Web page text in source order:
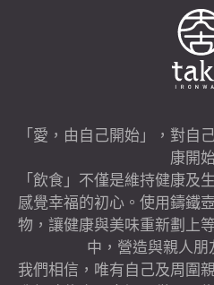
「愛，由自己開始」，對自
康開
「飲食」不僅是維持健康及
感覺幸福的初心。使用鑄鐵
物，讓健康與美味重新劃上
中，營造與親人朋
我們相信，唯有自己及周圍